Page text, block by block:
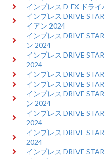
インプレス D-FX ドラ
インプレス DRIVE
イアン 2024
インプレス DRIVE
ン 2024
インプレス DRIVE
2024
インプレス DRIVE
インプレス DRIVE
インプレス DRIVE
ン 2024
インプレス DRIVE
2024
インプレス DRIVE
2024
インプレス DRIVE